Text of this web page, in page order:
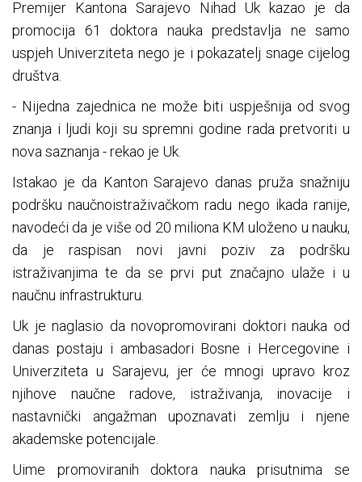
Premijer Kantona Sarajevo Nihad Uk kazao je da
promocija 61 doktora nauka predstavlja ne samo
uspjeh Univerziteta nego je i pokazatelj snage cijelog
društva.
- Nijedna zajednica ne može biti uspješnija od svog
znanja i ljudi koji su spremni godine rada pretvoriti u
nova saznanja - rekao je Uk.
Istakao je da Kanton Sarajevo danas pruža snažniju
podršku naučnoistraživačkom radu nego ikada ranije,
navodeći da je više od 20 miliona KM uloženo u nauku,
da je raspisan novi javni poziv za podršku
istraživanjima te da se prvi put značajno ulaže i u
naučnu infrastrukturu.
Uk je naglasio da novopromovirani doktori nauka od
danas postaju i ambasadori Bosne i Hercegovine i
Univerziteta u Sarajevu, jer će mnogi upravo kroz
njihove naučne radove, istraživanja, inovacije i
nastavnički angažman upoznavati zemlju i njene
akademske potencijale.
Uime promoviranih doktora nauka prisutnima se